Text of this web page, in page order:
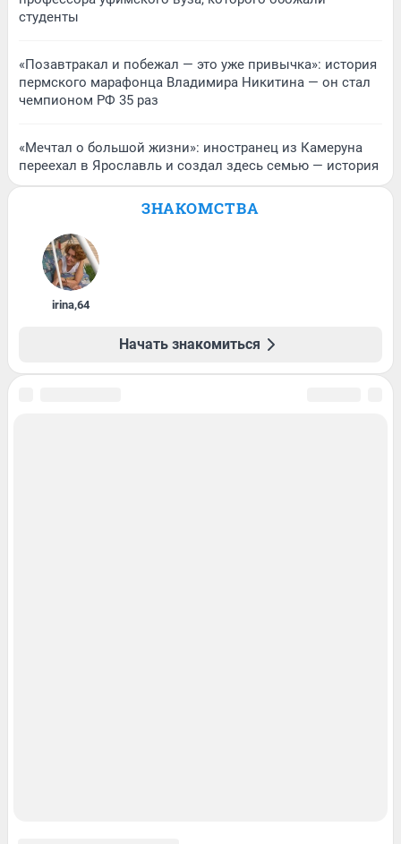
студенты
«Позавтракал и побежал — это уже привычка»: история
пермского марафонца Владимира Никитина — он стал
чемпионом РФ 35 раз
«Мечтал о большой жизни»: иностранец из Камеруна
переехал в Ярославль и создал здесь семью — история
ЗНАКОМСТВА
irina,64
Начать знакомиться